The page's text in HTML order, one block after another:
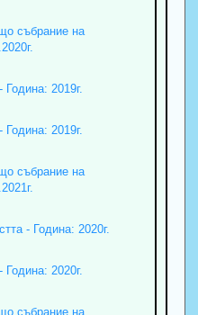
събрание на
2019г.
2019г.
събрание на
- Година: 2020г.
2020г.
събрание на